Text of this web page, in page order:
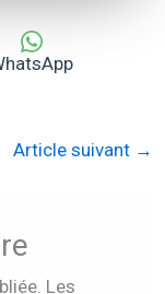
Article suivant →
Les